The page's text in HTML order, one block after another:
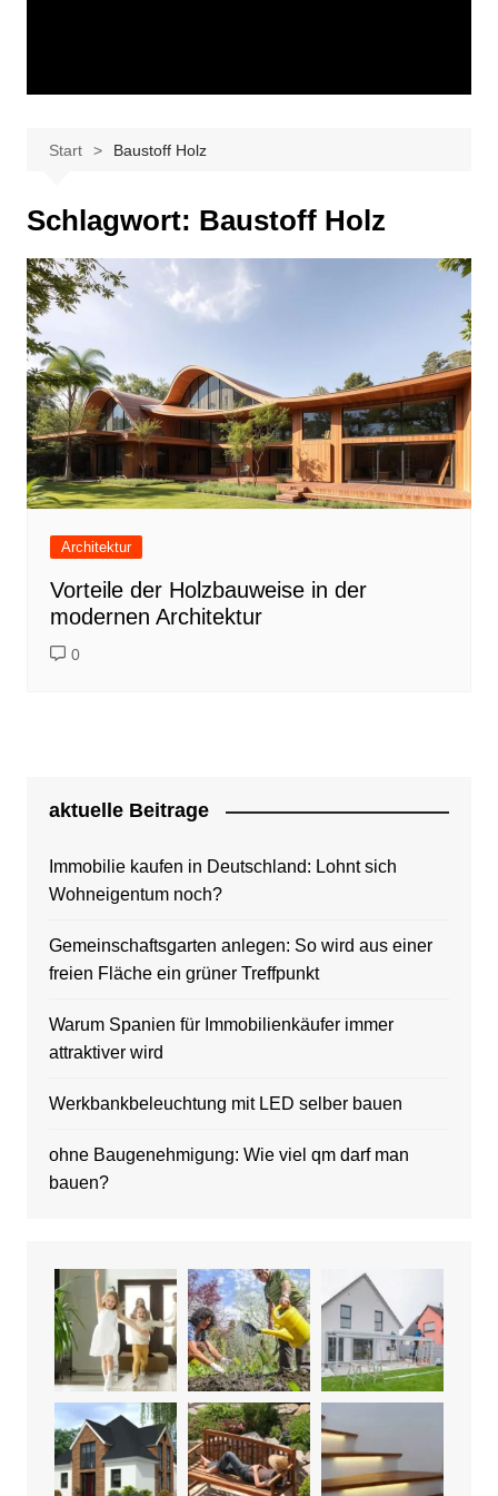
Start Baustoff Holz
Schlagwort: Baustoff Holz
Architektur
Vorteile der Holzbauweise in der
modernen Architektur
0
aktuelle Beitrage
Immobilie kaufen in Deutschland: Lohnt sich
Wohneigentum noch?
Gemeinschaftsgarten anlegen: So wird aus einer
freien Fläche ein grüner Treffpunkt
Warum Spanien für Immobilienkäufer immer
attraktiver wird
Werkbankbeleuchtung mit LED selber bauen
ohne Baugenehmigung: Wie viel qm darf man
bauen?